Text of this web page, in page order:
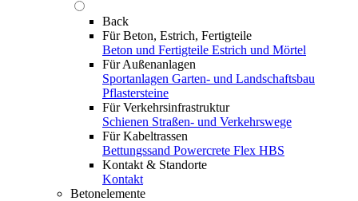
Back
Für Beton, Estrich, Fertigteile
Beton und Fertigteile Estrich und Mörtel
Für Außenanlagen
Sportanlagen Garten- und Landschaftsbau
Pflastersteine
Für Verkehrsinfrastruktur
Schienen Straßen- und Verkehrswege
Für Kabeltrassen
Bettungssand Powercrete Flex HBS
Kontakt & Standorte
Kontakt
Betonelemente